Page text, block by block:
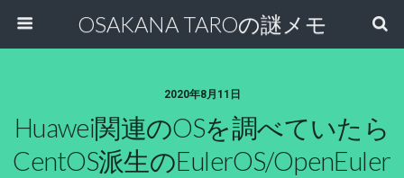
OSAKANA TAROの謎メモ
2020年8月11日
Huawei関連のOSを調べていたら
CentOS派生のEulerOS/openEuler